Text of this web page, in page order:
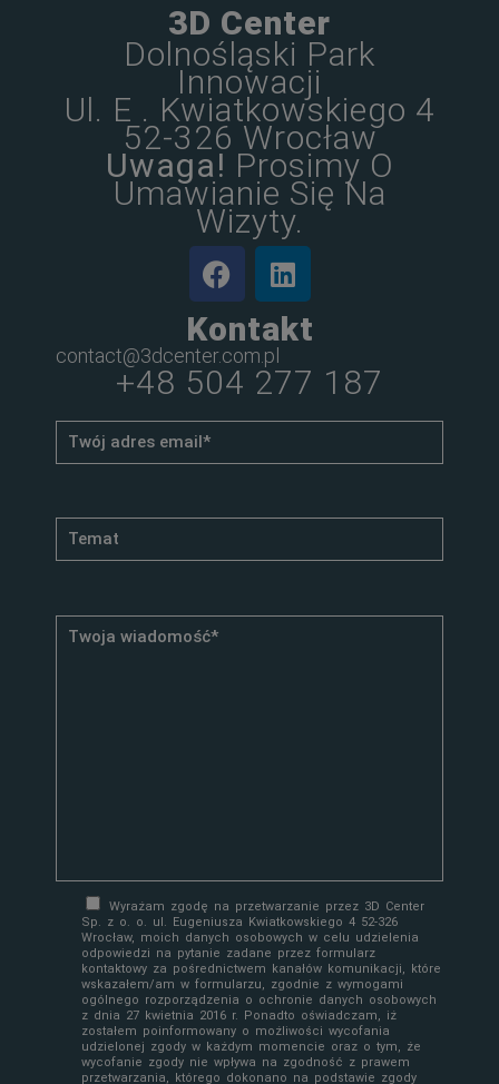
3D Center
Dolnośląski Park
Innowacji
Ul. E . Kwiatkowskiego 4
52-326 Wrocław
Uwaga! Prosimy O
Umawianie Się Na
Wizyty.
Kontakt
contact@3dcenter.com.pl
+48 504 277 187
Wyrażam zgodę na przetwarzanie przez 3D Center
Sp. z o. o. ul. Eugeniusza Kwiatkowskiego 4 52-326
Wrocław, moich danych osobowych w celu udzielenia
odpowiedzi na pytanie zadane przez formularz
kontaktowy za pośrednictwem kanałów komunikacji, które
wskazałem/am w formularzu, zgodnie z wymogami
ogólnego rozporządzenia o ochronie danych osobowych
z dnia 27 kwietnia 2016 r. Ponadto oświadczam, iż
zostałem poinformowany o możliwości wycofania
udzielonej zgody w każdym momencie oraz o tym, że
wycofanie zgody nie wpływa na zgodność z prawem
przetwarzania, którego dokonano na podstawie zgody